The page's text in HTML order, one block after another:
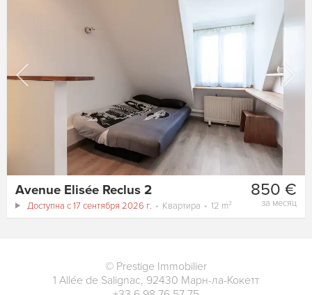
850 €
за месяц
Avenue Elisée Reclus 2
Доступна с 17 сентября 2026 г. Квартира 12 m²
© Prestige Immobilier
1 Allée de Salignac, 92430 Марн-ла-Кокетт